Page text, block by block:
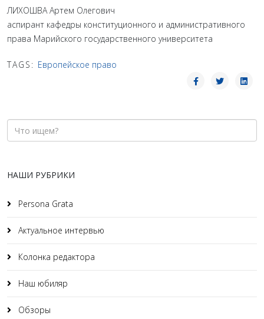
ЛИХОШВА Артем Олегович
аспирант кафедры конституционного и административного
права Марийского государственного университета
TAGS: Европейское право
НАШИ РУБРИКИ
Persona Grata
Актуальное интервью
Колонка редактора
Наш юбиляр
Обзоры